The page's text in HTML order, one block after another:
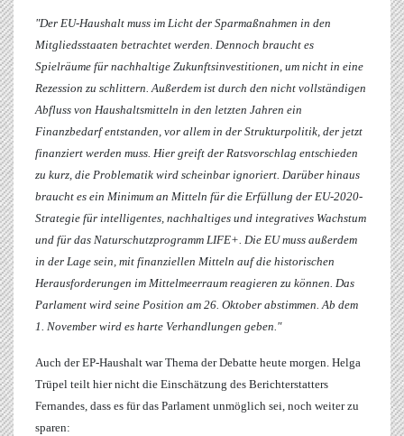
"Der EU-Haushalt muss im Licht der Sparmaßnahmen in den
Mitgliedsstaaten betrachtet werden. Dennoch braucht es
Spielräume für nachhaltige Zukunftsinvestitionen, um nicht in eine
Rezession zu schlittern. Außerdem ist durch den nicht vollständigen
Abfluss von Haushaltsmitteln in den letzten Jahren ein
Finanzbedarf entstanden, vor allem in der Strukturpolitik, der jetzt
finanziert werden muss. Hier greift der Ratsvorschlag entschieden
zu kurz, die Problematik wird scheinbar ignoriert. Darüber hinaus
braucht es ein Minimum an Mitteln für die Erfüllung der EU-2020-
Strategie für intelligentes, nachhaltiges und integratives Wachstum
und für das Naturschutzprogramm LIFE+. Die EU muss außerdem
in der Lage sein, mit finanziellen Mitteln auf die historischen
Herausforderungen im Mittelmeerraum reagieren zu können. Das
Parlament wird seine Position am 26. Oktober abstimmen. Ab dem
1. November wird es harte Verhandlungen geben."
Auch der EP-Haushalt war Thema der Debatte heute morgen. Helga
Trüpel teilt hier nicht die Einschätzung des Berichterstatters
Fernandes, dass es für das Parlament unmöglich sei, noch weiter zu
sparen: